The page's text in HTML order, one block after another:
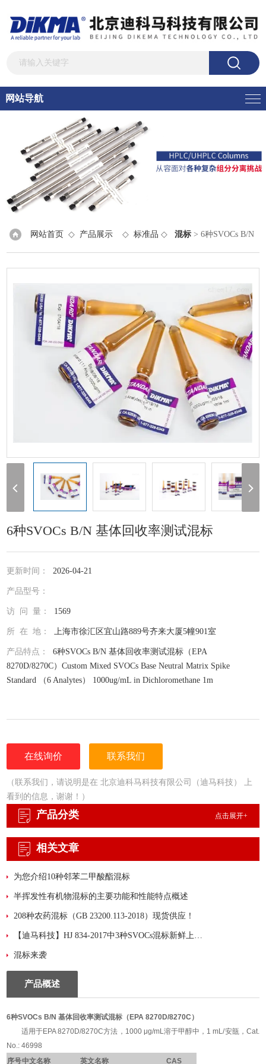
网站导航
网站首页 ◇ 产品展示 ◇标准品 ◇混标 > 6种SVOCs B/N
基体回收率测试混标
6种SVOCs B/N 基体回收率测试混标
更新时间：2026-04-21
产品型号：
访 问 量： 1569
所 在 地：上海市徐汇区宜山路889号齐来大厦5幢901室
产品特点：6种SVOCs B/N 基体回收率测试混标（EPA
8270D/8270C）Custom Mixed SVOCs Base Neutral Matrix Spike
Standard （6 Analytes） 1000ug/mL in Dichloromethane 1m
在线询价 联系我们
（联系我们，请说明是在 北京迪科马科技有限公司（迪马科技） 上
看到的信息，谢谢！）
产品分类 点击展开+
相关文章
为您介绍10种邻苯二甲酸酯混标
半挥发性有机物混标的主要功能和性能特点概述
208种农药混标（GB 23200.113-2018）现货供应！
【迪马科技】HJ 834-2017中3种SVOCs混标新鲜上市！
混标来袭
产品概述
6种SVOCs B/N 基体回收率测试混标 （EPA 8270D/8270C）
适用于EPA 8270D/8270C方法，1000 μg/mL溶于甲醇中，1 mL/安瓿，Cat.
No.: 46998
序号中文名称 英文名称 CAS